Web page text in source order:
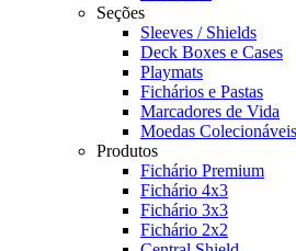
Seções
Sleeves / Shields
Deck Boxes e Cases
Playmats
Fichários e Pastas
Marcadores de Vida
Moedas Colecionáveis
Produtos
Fichário Premium
Fichário 4x3
Fichário 3x3
Fichário 2x2